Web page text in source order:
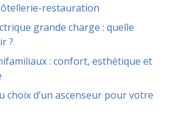
restauration
grande charge : quelle
?
: confort, esthétique et
choix d’un ascenseur pour votre